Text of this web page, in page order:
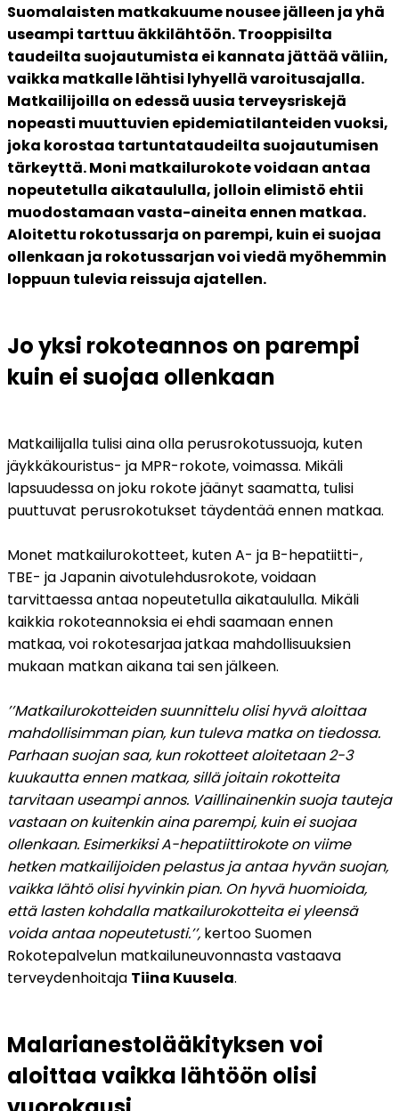
Suomalaisten matkakuume nousee jälleen ja yhä
useampi tarttuu äkkilähtöön. Trooppisilta
taudeilta suojautumista ei kannata jättää väliin,
vaikka matkalle lähtisi lyhyellä varoitusajalla.
Matkailijoilla on edessä uusia terveysriskejä
nopeasti muuttuvien epidemiatilanteiden vuoksi,
joka korostaa tartuntataudeilta suojautumisen
tärkeyttä. Moni matkailurokote voidaan antaa
nopeutetulla aikataululla, jolloin elimistö ehtii
muodostamaan vasta-aineita ennen matkaa.
Aloitettu rokotussarja on parempi, kuin ei suojaa
ollenkaan ja rokotussarjan voi viedä myöhemmin
loppuun tulevia reissuja ajatellen.
Jo yksi rokoteannos on parempi
kuin ei suojaa ollenkaan
Matkailijalla tulisi aina olla perusrokotussuoja, kuten
jäykkäkouristus- ja MPR-rokote, voimassa. Mikäli
lapsuudessa on joku rokote jäänyt saamatta, tulisi
puuttuvat perusrokotukset täydentää ennen matkaa.
Monet matkailurokotteet, kuten A- ja B-hepatiitti-,
TBE- ja Japanin aivotulehdusrokote, voidaan
tarvittaessa antaa nopeutetulla aikataululla. Mikäli
kaikkia rokoteannoksia ei ehdi saamaan ennen
matkaa, voi rokotesarjaa jatkaa mahdollisuuksien
mukaan matkan aikana tai sen jälkeen.
’’Matkailurokotteiden suunnittelu olisi hyvä aloittaa
mahdollisimman pian, kun tuleva matka on tiedossa.
Parhaan suojan saa, kun rokotteet aloitetaan 2-3
kuukautta ennen matkaa, sillä joitain rokotteita
tarvitaan useampi annos. Vaillinainenkin suoja tauteja
vastaan on kuitenkin aina parempi, kuin ei suojaa
ollenkaan. Esimerkiksi A-hepatiittirokote on viime
hetken matkailijoiden pelastus ja antaa hyvän suojan,
vaikka lähtö olisi hyvinkin pian. On hyvä huomioida,
että lasten kohdalla matkailurokotteita ei yleensä
voida antaa nopeutetusti.’’, kertoo Suomen
Rokotepalvelun matkailuneuvonnasta vastaava
terveydenhoitaja Tiina Kuusela.
Malarianestolääkityksen voi
aloittaa vaikka lähtöön olisi